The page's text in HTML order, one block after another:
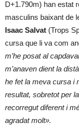
D+1.790m) han estat
masculins baixant de
Isaac Salvat (Trops
cursa que li va com
m’he posat al
m’anaven dient la
he fet la meva cursa i
resultat, sobretot per
recorregut diferent i
agradat molt».